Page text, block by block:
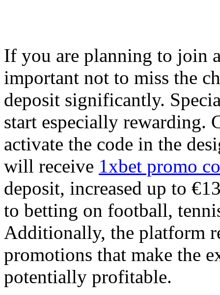
If you are planning to join
important not to miss the
deposit significantly.
start especially rewarding.
activate the code in the
will receive 1xbet promo
deposit, increased up to
to betting on football,
Additionally, the platform
promotions that make the
potentially profitable.